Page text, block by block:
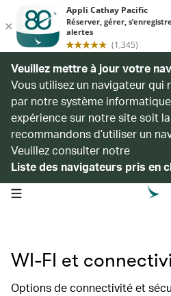
Veuillez mettre à jour votre
Vous utilisez un navigateur qui
par notre système
expérience sur notre site soit
recommandons d’utiliser un
Veuillez consulter notre
Liste des navigateurs pris en
open navigation menu
WI-FI et
Options de connectivité et